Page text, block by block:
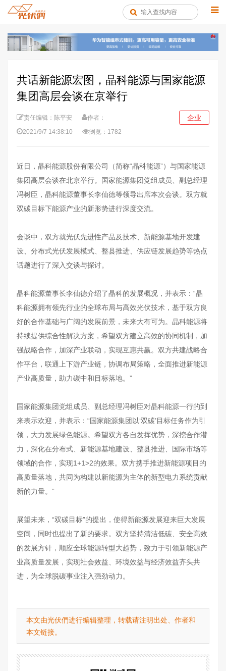
共话新能源宏图，晶科能源与国家能源
集团高层会谈在京举行
责任编辑：陈平安
作者：
2021/9/7 14:38:10
浏览：1782
企业
近日，晶科能源股份有限公司（简称“晶科能源”）与国家能源
集团高层会谈在北京举行。国家能源集团党组成员、副总经理
冯树臣，晶科能源董事长李仙德等领导出席本次会谈。双方就
双碳目标下能源产业的新形势进行深度交流。
会谈中，双方就光伏先进性产品及技术、新能源基地开发建
设、分布式光伏发展模式、整县推进、供应链发展趋势等热点
话题进行了深入交谈与探讨。
晶科能源董事长李仙德介绍了晶科的发展概况，并表示：“晶
科能源拥有领先行业的全球布局与高效光伏技术，基于双方良
好的合作基础与广阔的发展前景，未来大有可为。晶科能源将
持续提供综合性解决方案，希望双方建立高效的协同机制，加
强战略合作，加深产业联动，实现互惠共赢。双方共建战略合
作平台，联通上下游产业链，协调布局策略，全面推进新能源
产业高质量，助力碳中和目标落地。”
国家能源集团党组成员、副总经理冯树臣对晶科能源一行的到
来表示欢迎，并表示：“国家能源集团以‘双碳’目标任务作为引
领，大力发展绿色能源。希望双方各自发挥优势，深挖合作潜
力，深化在分布式、新能源基地建设、整县推进、国际市场等
领域的合作，实现1+1>2的效果。双方携手推进新能源项目的
高质量落地，共同为构建以新能源为主体的新型电力系统贡献
新的力量。”
展望未来，“双碳目标”的提出，使得新能源发展迎来巨大发展
空间，同时也提出了新的要求。双方坚持清洁低碳、安全高效
的发展方针，顺应全球能源转型大趋势，致力于引领新能源产
业高质量发展，实现社会效益、环境效益与经济效益齐头共
进，为全球脱碳事业注入强劲动力。
本文由光伏們进行编辑整理，转载请注明出处、作者和
本文链接。